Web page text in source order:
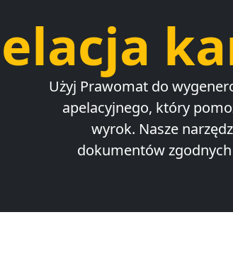
Użyj Prawomat do
apelacyjnego, który
wyrok. Nasze
dokumentów